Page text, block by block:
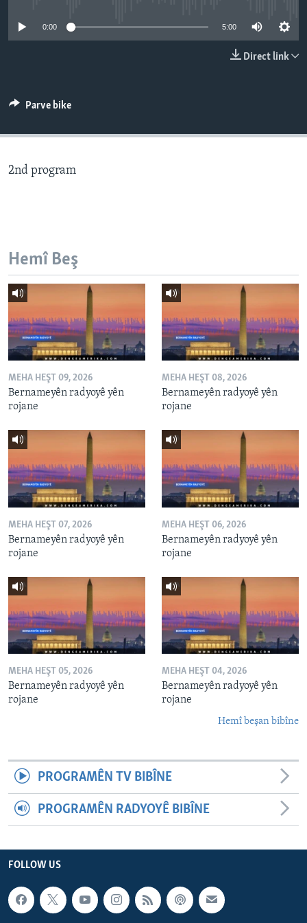
SERNIVÎS
Learning English
FOLLOW US
0:00 5:00
Direct link
Parve bike
2nd program
Hemî Beş
MEHA HEŞT 09, 2026
Bernameyên radyoyê yên
rojane
MEHA HEŞT 08, 2026
Bernameyên radyoyê yên
rojane
MEHA HEŞT 07, 2026
Bernameyên radyoyê yên
rojane
MEHA HEŞT 06, 2026
Bernameyên radyoyê yên
rojane
MEHA HEŞT 05, 2026
Bernameyên radyoyê yên
rojane
MEHA HEŞT 04, 2026
Bernameyên radyoyê yên
rojane
Hemî beşan bibîne
PROGRAMÊN TV BIBÎNE
PROGRAMÊN RADYOYÊ BIBÎNE
FOLLOW US